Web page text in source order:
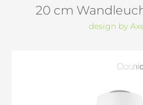
20 cm
design by